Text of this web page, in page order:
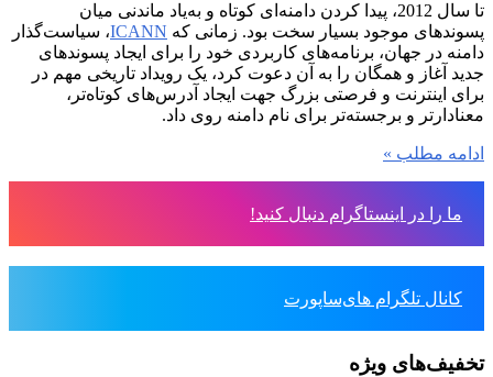
تا سال 2012، پیدا کردن دامنه‌ای کوتاه و به‌یاد ماندنی میان
پسوندهای موجود بسیار سخت بود. زمانی که ICANN، سیاست‌گذار
دامنه در جهان، برنامه‌های کاربردی خود را برای ایجاد پسوندهای
جدید آغاز و همگان را به آن دعوت کرد، یک رویداد تاریخی مهم در
برای اینترنت و فرصتی بزرگ جهت ایجاد آدرس‌های کوتاه‌تر،
معنادارتر و برجسته‌تر برای نام دامنه روی داد.
ادامه مطلب »
ما را در اینستاگرام دنبال کنید!
کانال تلگرام های‌ساپورت
تخفیف‌های ویژه